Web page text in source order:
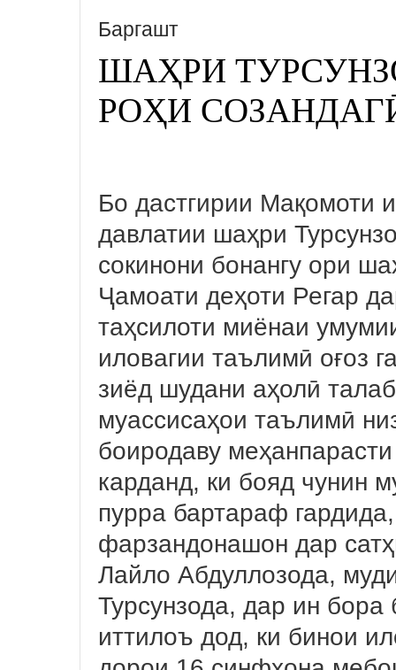
Баргашт
ШАҲРИ
РОҲИ
Бо дастгирии Мақомоти
давлатии шаҳри
сокинони бонангу ори
Ҷамоати деҳоти Регар
таҳсилоти миёнаи
иловагии таълимӣ оғоз
зиёд шудани аҳолӣ
муассисаҳои таълимӣ
боиродаву
карданд, ки бояд чунин
пурра бартараф
фарзандонашон дар
Лайло Абдуллозода,
Турсунзода, дар ин бора
иттилоъ дод, ки бинои